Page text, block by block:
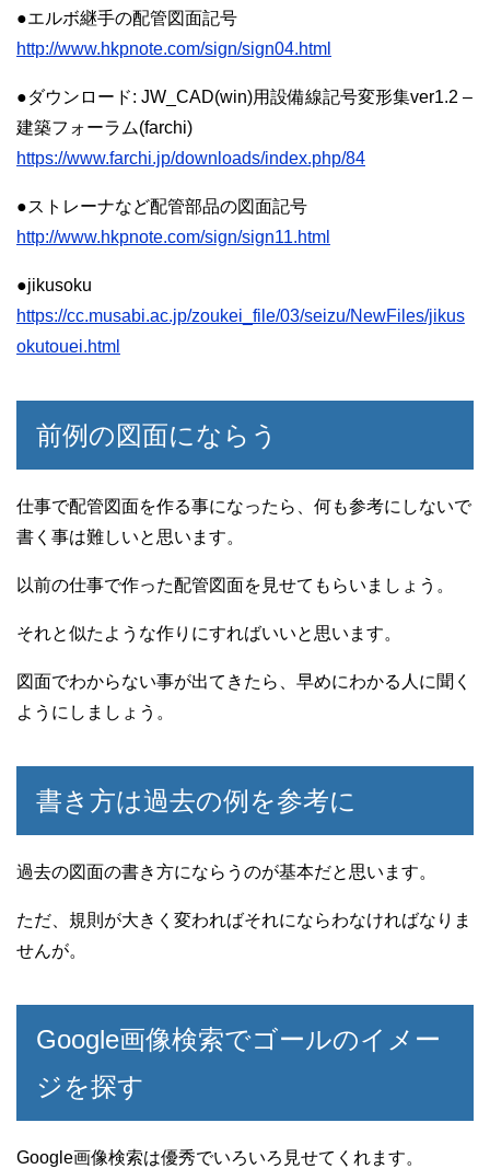
●エルボ継手の配管図面記号
http://www.hkpnote.com/sign/sign04.html
●ダウンロード: JW_CAD(win)用設備線記号変形集ver1.2 –
建築フォーラム(farchi)
https://www.farchi.jp/downloads/index.php/84
●ストレーナなど配管部品の図面記号
http://www.hkpnote.com/sign/sign11.html
●jikusoku
https://cc.musabi.ac.jp/zoukei_file/03/seizu/NewFiles/jikus
okutouei.html
前例の図面にならう
仕事で配管図面を作る事になったら、何も参考にしないで
書く事は難しいと思います。
以前の仕事で作った配管図面を見せてもらいましょう。
それと似たような作りにすればいいと思います。
図面でわからない事が出てきたら、早めにわかる人に聞く
ようにしましょう。
書き方は過去の例を参考に
過去の図面の書き方にならうのが基本だと思います。
ただ、規則が大きく変わればそれにならわなければなりま
せんが。
Google画像検索でゴールのイメー
ジを探す
Google画像検索は優秀でいろいろ見せてくれます。